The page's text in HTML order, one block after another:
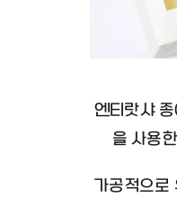
엔티랏샤
을 사용
가공적으